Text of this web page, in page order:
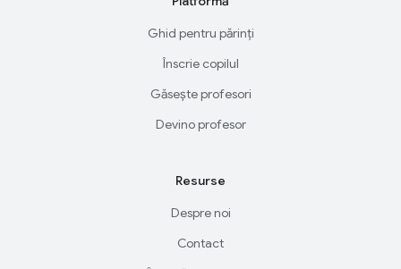
Ghid pentru părinți
Înscrie copilul
Găsește profesori
Devino profesor
Resurse
Despre noi
Contact